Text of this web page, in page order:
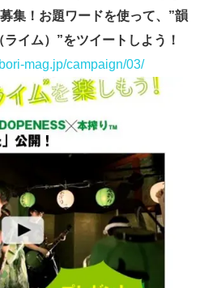
集！お題ワードを使って、”韻
イム）”をツイートしよう！
mag.jp/campaign/03/